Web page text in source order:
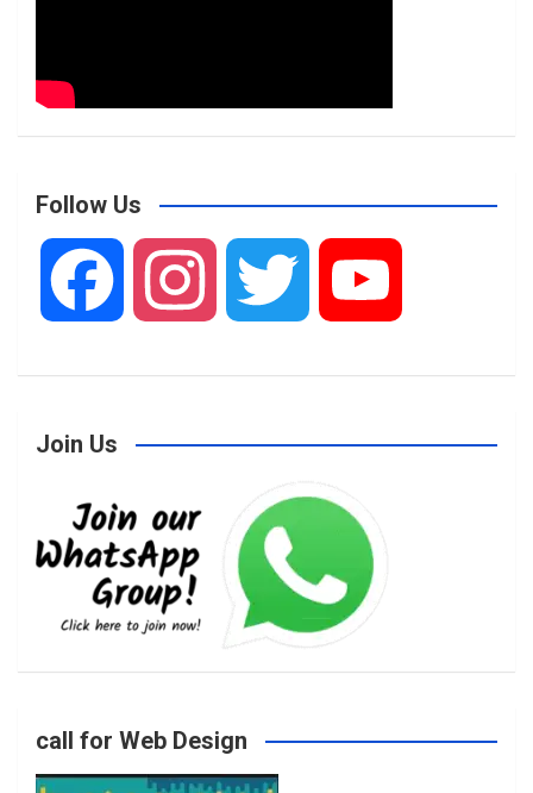
Follow Us
e
b
o
s
r
i u
Join Us
call for Web Design